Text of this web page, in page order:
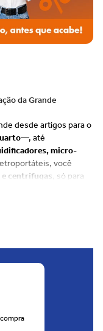
da Grande
desde artigos para o
—, até
micro-
você
centrífugas , só para
uma linha
bebês conforto e
na
São
sempre muitas